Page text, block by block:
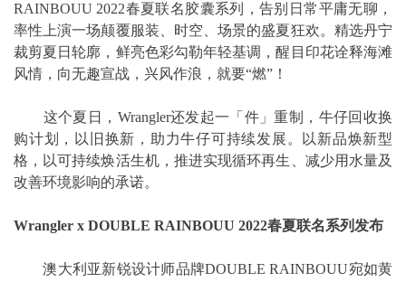
RAINBOUU 2022春夏联名胶囊系列，告别日常平庸无聊，
率性上演一场颠覆服装、时空、场景的盛夏狂欢。精选丹宁
裁剪夏日轮廓，鲜亮色彩勾勒年轻基调，醒目印花诠释海滩
风情，向无趣宣战，兴风作浪，就要“燃”！
这个夏日，Wrangler还发起一「件」重制，牛仔回收换
购计划，以旧换新，助力牛仔可持续发展。以新品焕新型
格，以可持续焕活生机，推进实现循环再生、减少用水量及
改善环境影响的承诺。
Wrangler x DOUBLE RAINBOUU 2022春夏联名系列发布
澳大利亚新锐设计师品牌DOUBLE RAINBOUU宛如黄